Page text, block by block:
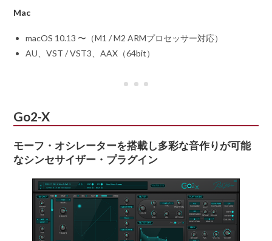
Mac
macOS 10.13 〜（M1 / M2 ARMプロセッサー対応）
AU、VST / VST3、AAX（64bit）
Go2-X
モーフ・オシレーターを搭載し多彩な音作りが可能
なシンセサイザー・プラグイン